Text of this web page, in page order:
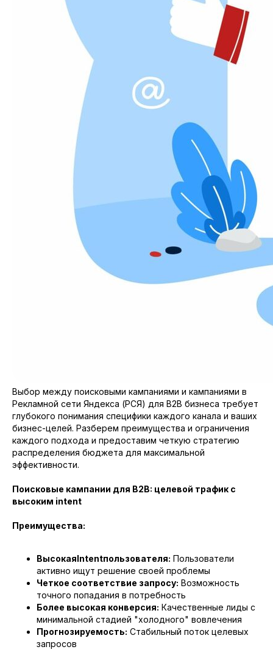
Выбор между поисковыми кампаниями и кампаниями в
Рекламной сети Яндекса (РСЯ) для B2B бизнеса требует
глубокого понимания специфики каждого канала и ваших
бизнес-целей. Разберем преимущества и ограничения
каждого подхода и предоставим четкую стратегию
распределения бюджета для максимальной
эффективности.
Поисковые кампании для B2B: целевой трафик с
высоким intent
Преимущества:
ВысокаяIntentпользователя: Пользователи
активно ищут решение своей проблемы
Четкое соответствие запросу: Возможность
точного попадания в потребность
Более высокая конверсия: Качественные лиды с
минимальной стадией "холодного" вовлечения
Прогнозируемость: Стабильный поток целевых
запросов